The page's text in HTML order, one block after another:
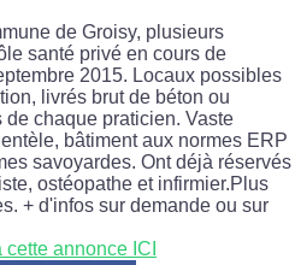
de Groisy, plusieurs
santé privé en cours de
2015. Locaux possibles
livrés brut de béton ou
chaque praticien. Vaste
bâtiment aux normes ERP
savoyardes. Ont déjà réservés
ostéopathe et infirmier.Plus
+ d'infos sur demande ou sur
annonce ICI